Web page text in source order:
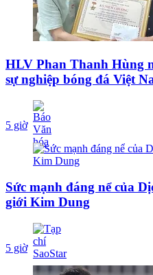
HLV Phan Thanh Hùng
sự nghiệp bóng đá Việt
5 giờ
Sức mạnh đáng nể của
giới Kim Dung
5 giờ